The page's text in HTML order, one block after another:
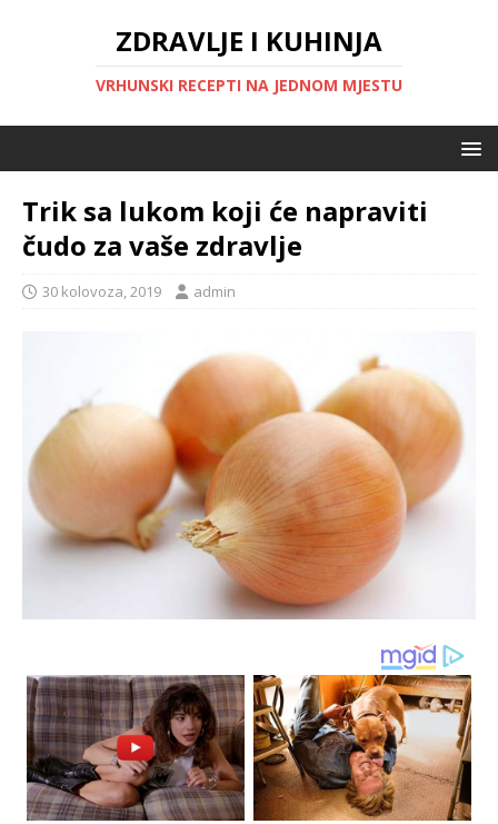
ZDRAVLJE I KUHINJA
VRHUNSKI RECEPTI NA JEDNOM MJESTU
Trik sa lukom koji će napraviti
čudo za vaše zdravlje
30 kolovoza, 2019 admin